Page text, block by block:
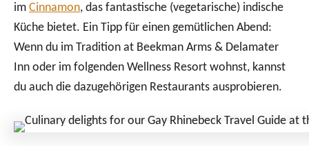
im Cinnamon, das fantastische (vegetarische) indische
Küche bietet. Ein Tipp für einen gemütlichen Abend:
Wenn du im Tradition at Beekman Arms & Delamater
Inn oder im folgenden Wellness Resort wohnst, kannst
du auch die dazugehörigen Restaurants ausprobieren.